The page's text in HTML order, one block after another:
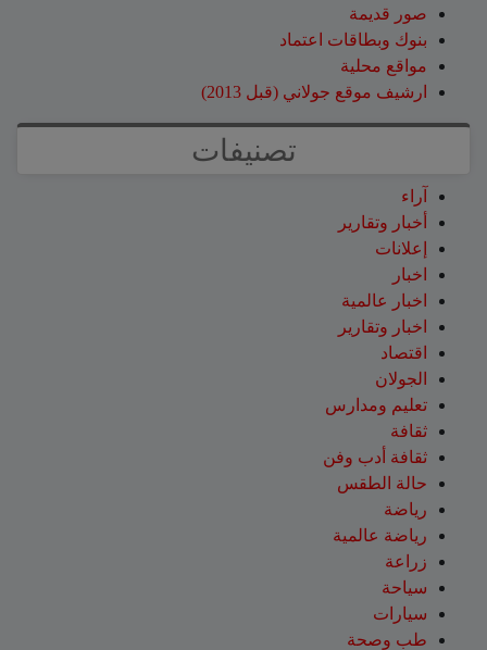
صور قديمة
بنوك وبطاقات اعتماد
مواقع محلية
ارشيف موقع جولاني (قبل 2013)
تصنيفات
آراء
أخبار وتقارير
إعلانات
اخبار
اخبار عالمية
اخبار وتقارير
اقتصاد
الجولان
تعليم ومدارس
ثقافة
ثقافة أدب وفن
حالة الطقس
رياضة
رياضة عالمية
زراعة
سياحة
سيارات
طب وصحة